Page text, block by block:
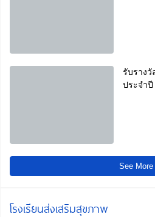
รับราง
ประจำ
See More
โรงเรียนส่งเสริมสุขภาพ